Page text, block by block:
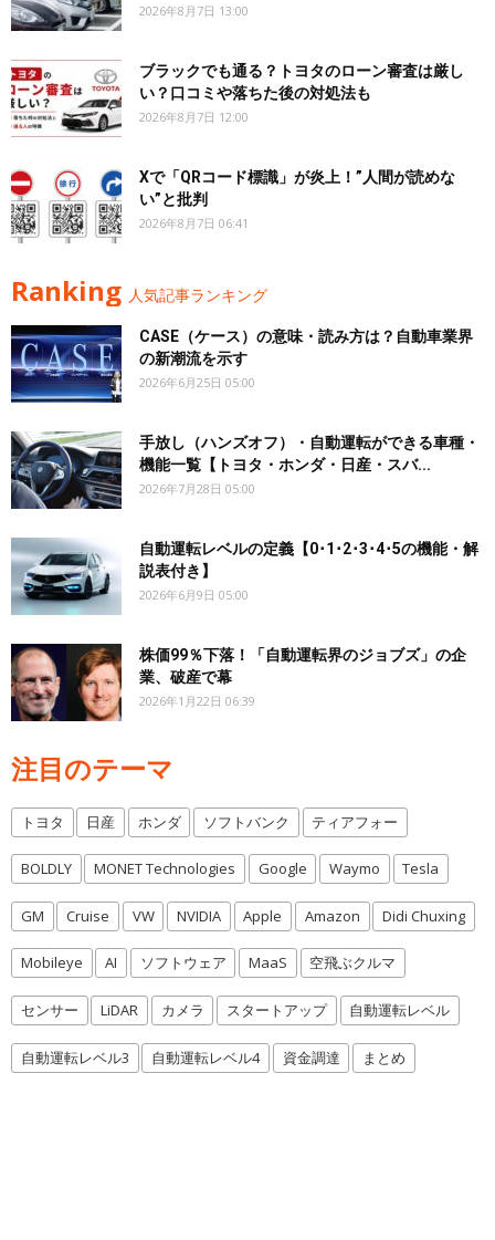
2026年8月7日 13:00
ブラックでも通る？トヨタのローン審査は厳し
い？口コミや落ちた後の対処法も
2026年8月7日 12:00
Xで「QRコード標識」が炎上！”人間が読めな
い”と批判
2026年8月7日 06:41
Ranking 人気記事ランキング
CASE（ケース）の意味・読み方は？自動車業界
の新潮流を示す
2026年6月25日 05:00
手放し（ハンズオフ）・自動運転ができる車種・
機能一覧【トヨタ・ホンダ・日産・スバ...
2026年7月28日 05:00
自動運転レベルの定義【0･1･2･3･4･5の機能・解
説表付き】
2026年6月9日 05:00
株価99％下落！「自動運転界のジョブズ」の企
業、破産で幕
2026年1月22日 06:39
注目のテーマ
トヨタ 日産 ホンダ ソフトバンク ティアフォー
BOLDLY MONET Technologies Google Waymo Tesla
GM Cruise VW NVIDIA Apple Amazon Didi Chuxing
Mobileye AI ソフトウェア MaaS 空飛ぶクルマ
センサー LiDAR カメラ スタートアップ 自動運転レベル
自動運転レベル3 自動運転レベル4 資金調達 まとめ